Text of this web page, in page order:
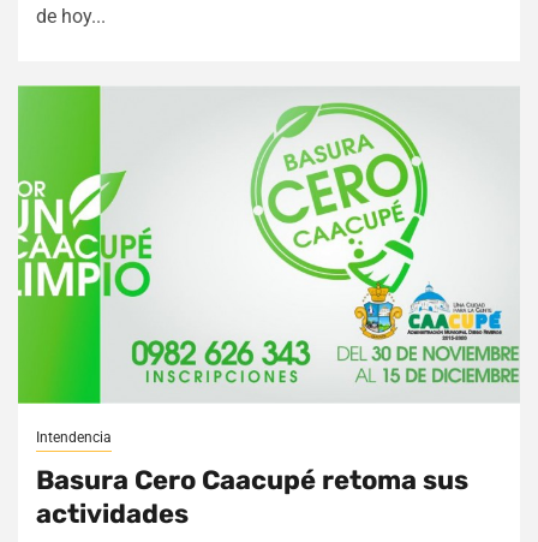
de hoy...
Intendencia
Basura Cero Caacupé retoma sus
actividades